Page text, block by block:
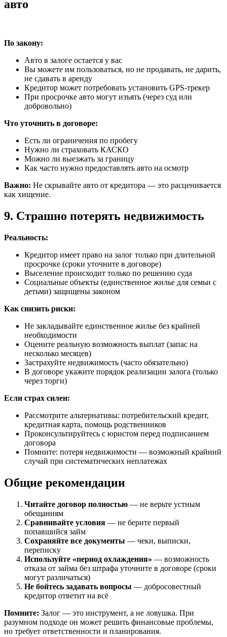
авто
По закону:
Авто в залоге остается у вас
Вы можете им пользоваться, но не продавать, не дарить,
не сдавать в аренду
Кредитор может потребовать установить GPS-трекер
При просрочке авто могут изъять (через суд или
добровольно)
Что уточнить в договоре:
Есть ли ограничения по пробегу
Нужно ли страховать КАСКО
Можно ли выезжать за границу
Как часто нужно предоставлять авто на осмотр
Важно: Не скрывайте авто от кредитора — это расценивается
как хищение.
9. Страшно потерять недвижимость
Реальность:
Кредитор имеет право на залог только при длительной
просрочке (сроки уточните в договоре)
Выселение происходит только по решению суда
Социальные объекты (единственное жилье для семьи с
детьми) защищены законом
Как снизить риски:
Не закладывайте единственное жилье без крайней
необходимости
Оцените реальную возможность выплат (запас на
несколько месяцев)
Застрахуйте недвижимость (часто обязательно)
В договоре укажите порядок реализации залога (только
через торги)
Если страх силен:
Рассмотрите альтернативы: потребительский кредит,
кредитная карта, помощь родственников
Проконсультируйтесь с юристом перед подписанием
договора
Помните: потеря недвижимости — возможный крайний
случай при систематических неплатежах
Общие рекомендации
Читайте договор полностью — не верьте устным
обещаниям
Сравнивайте условия — не берите первый
попавшийся займ
Сохраняйте все документы — чеки, выписки,
переписку
Используйте «период охлаждения» — возможность
отказа от займа без штрафа уточните в договоре (сроки
могут различаться)
Не бойтесь задавать вопросы — добросовестный
кредитор ответит на всё
Помните: Залог — это инструмент, а не ловушка. При
разумном подходе он может решить финансовые проблемы,
но требует ответственности и планирования.